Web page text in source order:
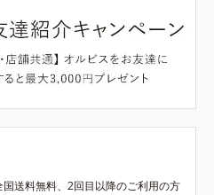
送料無料、2回目以降のご利用の方